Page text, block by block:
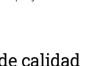
calidad